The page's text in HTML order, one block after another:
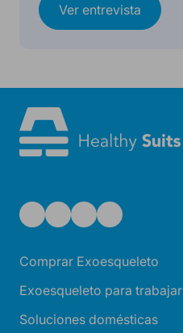
Ver entrevista
Comprar Exoesqueleto
Exoesqueleto para trabajar
Soluciones domésticas